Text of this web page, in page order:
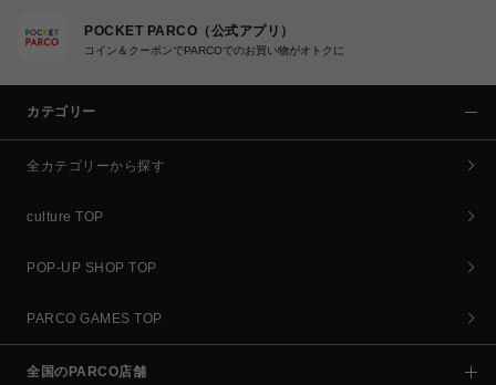
POCKET PARCO（公式アプリ）
コイン＆クーポンでPARCOでのお買い物がオトクに
カテゴリー
全カテゴリーから探す
culture TOP
POP-UP SHOP TOP
PARCO GAMES TOP
全国のPARCO店舗